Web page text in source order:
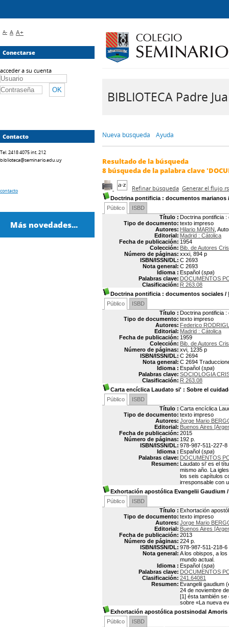
BIBLIOTECA Padre
Nueva búsqueda Ayuda
Resultado de la búsqueda
8búsqueda de la palabra clave
Refinar búsqueda Generar el flujo
Doctrina pontificia : documentos marianos
Público
ISBD
Título : Doctrina pontificia
Tipo de documento: texto impreso
Autores: Hilario MARIN ,
Editorial: Madrid : Cátolica
Fecha de publicación: 1954
Colección: Bib. de Autores
Número de páginas: xxxi, 894 p
ISBN/ISSN/DL: C 2693
Nota general: C 2693
Idioma : Español (spa)
Palabras clave: DOCUMENTOS
Clasificación: R 263.08
Doctrina pontificia : documentos sociales /
Público
ISBD
Título : Doctrina pontificia
Tipo de documento: texto impreso
Autores: Federico
Editorial: Madrid : Cátolica
Fecha de publicación: 1959
Colección: Bib. de Autores
Número de páginas: xvi, 1235 p
ISBN/ISSN/DL: C 2694
Nota general: C 2694
Idioma : Español (spa)
Palabras clave: SOCIOLOGIA
Clasificación: R 263.08
Carta encíclica Laudato si' : Sobre el
Público
ISBD
Título : Carta encíclica
Tipo de documento: texto impreso
Autores: Jorge Mario
Editorial: Buenos Aires
Fecha de publicación: 2015
Número de páginas: 192 p.
ISBN/ISSN/DL: 978-987-511-227-8
Idioma : Español (spa)
Palabras clave: DOCUMENTOS
Resumen: Laudato si' es el
mismo año. La
los seis capítulos
irresponsable con
Exhortación apostólica Evangelii Gaudium
Público
ISBD
Título : Exhortación
Tipo de documento: texto impreso
Autores: Jorge Mario
Editorial: Buenos Aires
Fecha de publicación: 2013
Número de páginas: 224 p.
ISBN/ISSN/DL: 978-987-511-218-6
Nota general: A los obispos, a
mundo actual.
Idioma : Español (spa)
Palabras clave: DOCUMENTOS
Clasificación: 241.64081
Resumen: Evangelii gaudium
24 de noviembre
[1]​ ésta también se
sobre «La nueva
Exhortación apostólica postsinodal Amoris
Público
ISBD
A- A A+
Conectarse
acceder a su cuenta
Contacto
Tel. 2418 4075 int. 212
biblioteca@seminario.edu.uy
contacto
Más novedades...